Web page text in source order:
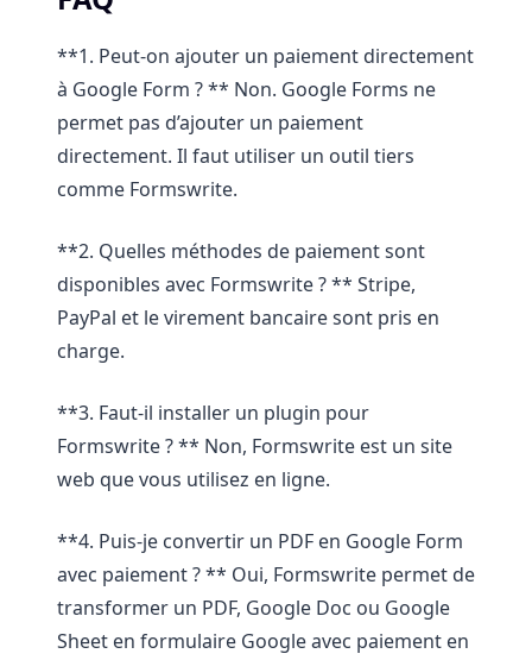
**1. Peut-on ajouter un paiement directement
à Google Form ? ** Non. Google Forms ne
permet pas d’ajouter un paiement
directement. Il faut utiliser un outil tiers
comme Formswrite.
**2. Quelles méthodes de paiement sont
disponibles avec Formswrite ? ** Stripe,
PayPal et le virement bancaire sont pris en
charge.
**3. Faut-il installer un plugin pour
Formswrite ? ** Non, Formswrite est un site
web que vous utilisez en ligne.
**4. Puis-je convertir un PDF en Google Form
avec paiement ? ** Oui, Formswrite permet de
transformer un PDF, Google Doc ou Google
Sheet en formulaire Google avec paiement en